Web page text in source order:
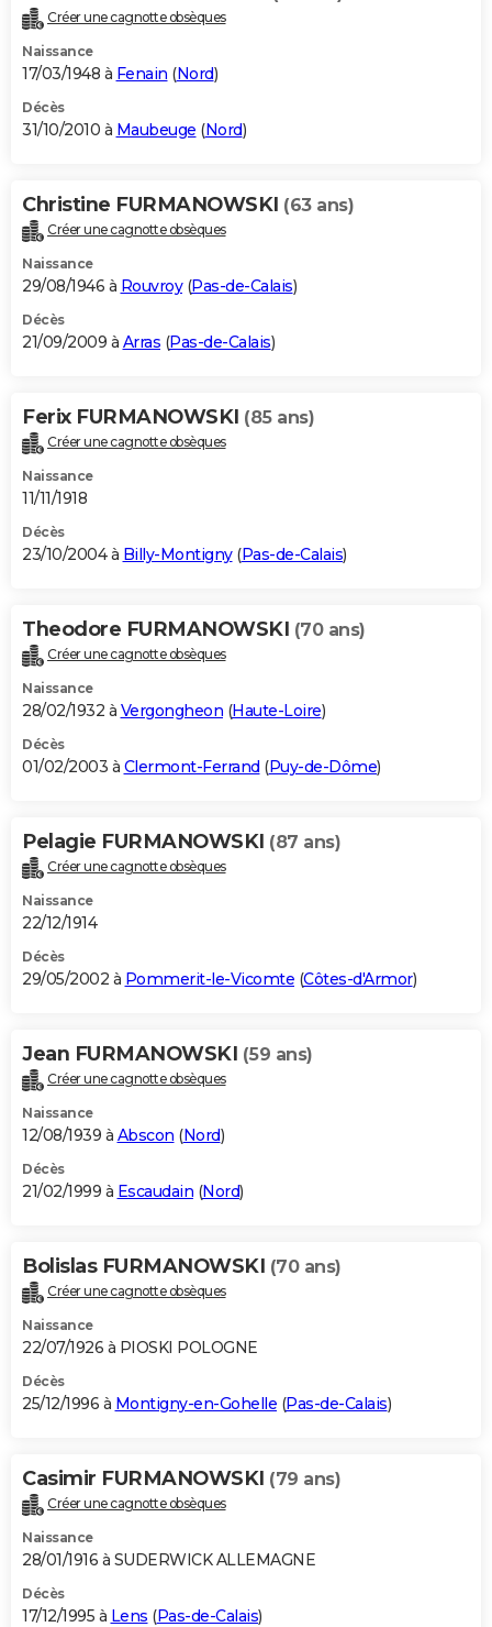
Créer une cagnotte obsèques
Naissance
17/03/1948 à Fenain (Nord)
Décès
31/10/2010 à Maubeuge (Nord)
Christine FURMANOWSKI (63 ans)
Créer une cagnotte obsèques
Naissance
29/08/1946 à Rouvroy(Pas-de-Calais)
Décès
21/09/2009 à Arras (Pas-de-Calais)
Ferix FURMANOWSKI (85 ans)
Créer une cagnotte obsèques
Naissance
11/11/1918
Décès
23/10/2004 à Billy-Montigny(Pas-de-Calais)
Theodore FURMANOWSKI (70 ans)
Créer une cagnotte obsèques
Naissance
28/02/1932 à Vergongheon (Haute-Loire)
Décès
01/02/2003 à Clermont-Ferrand (Puy-de-Dôme)
Pelagie FURMANOWSKI (87 ans)
Créer une cagnotte obsèques
Naissance
22/12/1914
Décès
29/05/2002 à Pommerit-le-Vicomte (Côtes-d'Armor)
Jean FURMANOWSKI (59 ans)
Créer une cagnotte obsèques
Naissance
12/08/1939 à Abscon (Nord)
Décès
21/02/1999 à Escaudain (Nord)
Bolislas FURMANOWSKI (70 ans)
Créer une cagnotte obsèques
Naissance
22/07/1926 à PIOSKI POLOGNE
Décès
25/12/1996 à Montigny-en-Gohelle (Pas-de-Calais)
Casimir FURMANOWSKI (79 ans)
Créer une cagnotte obsèques
Naissance
28/01/1916 à SUDERWICK ALLEMAGNE
Décès
17/12/1995 à Lens (Pas-de-Calais)